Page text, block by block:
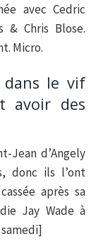
avec Cedric
& Chris Blose.
Micro.
dans le vif
avoir des
Jean d’Angely
donc ils l’ont
après sa
Jay Wade à